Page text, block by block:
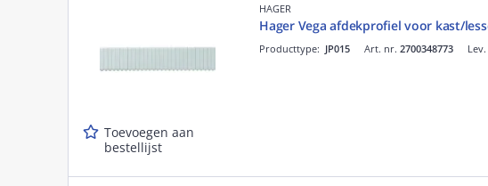
Toevoegen aan
bestellijst
HAGER
Hager Vega afdekprofiel voor kast/
Art. nr. 2700348773
Producttype: JP015